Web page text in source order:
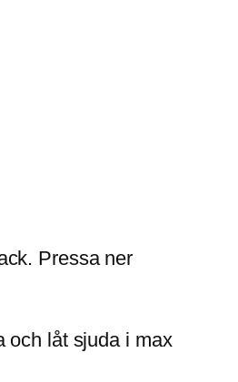
Pressa ner
och låt sjuda i max